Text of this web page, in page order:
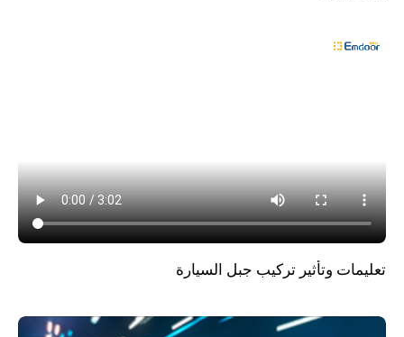
تعليمات وتأثير تركيب جبل السيارة